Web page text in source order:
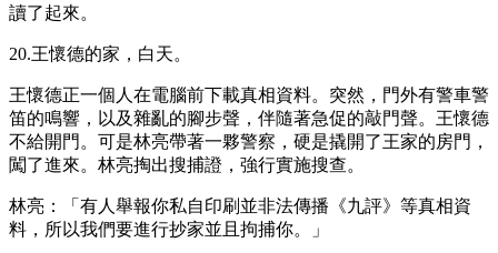
讀了起來。
20.王懷德的家，白天。
王懷德正一個人在電腦前下載真相資料。突然，門外有警車警
笛的鳴響，以及雜亂的腳步聲，伴隨著急促的敲門聲。王懷德
不給開門。可是林亮帶著一夥警察，硬是撬開了王家的房門，
闖了進來。林亮掏出搜捕證，強行實施搜查。
林亮：「有人舉報你私自印刷並非法傳播《九評》等真相資
料，所以我們要進行抄家並且拘捕你。」